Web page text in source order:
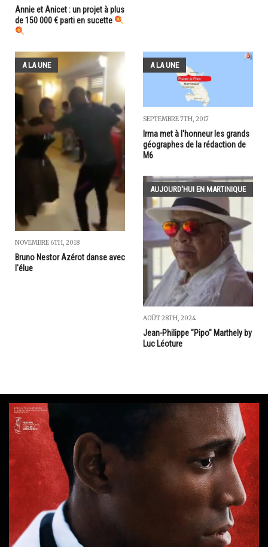
Annie et Anicet : un projet à plus
de 150 000 € parti en sucette
A LA UNE
NOVEMBRE 6TH, 2018
Bruno Nestor Azérot danse avec
l'élue
A LA UNE
SEPTEMBRE 7TH, 2017
Irma met à l'honneur les grands
géographes de la rédaction de
M6
AUJOURD'HUI EN MARTINIQUE
AOÛT 28TH, 2024
Jean-Philippe "Pipo" Marthely by
Luc Léoture